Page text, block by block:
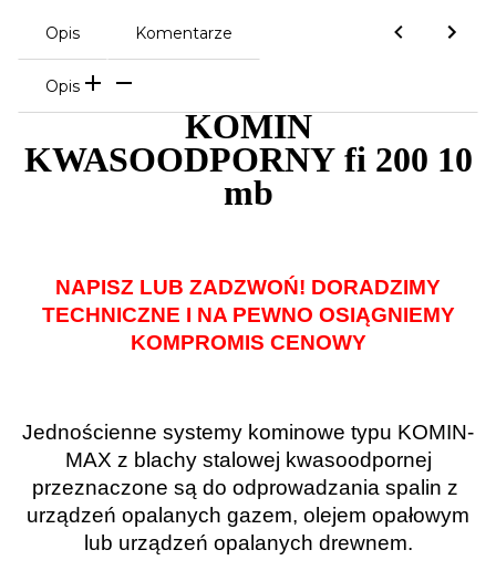
Opis Komentarze
Opis
KOMIN
KWASOODPORNY fi 200 10
mb
NAPISZ LUB ZADZWOŃ! DORADZIMY
TECHNICZNE I NA PEWNO OSIĄGNIEMY
KOMPROMIS CENOWY
Jednościenne systemy kominowe typu KOMIN-
MAX z blachy stalowej kwasoodpornej
przeznaczone są do odprowadzania spalin z
urządzeń opalanych gazem, olejem opałowym
lub urządzeń opalanych drewnem.